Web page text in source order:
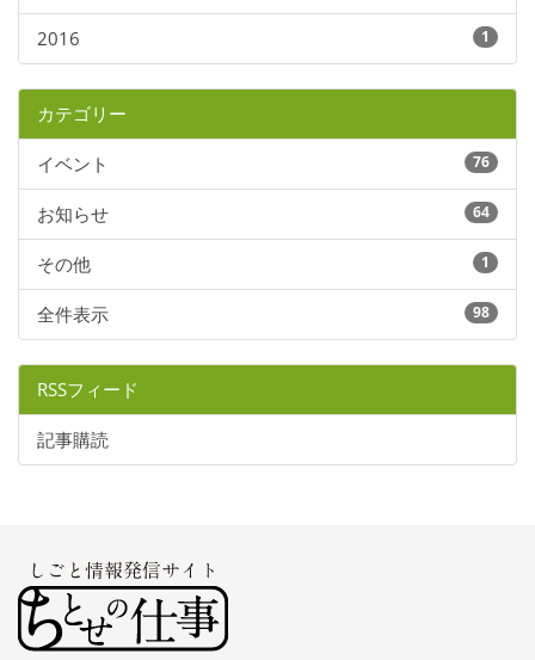
2016 1
カテゴリー
イベント 76
お知らせ 64
その他 1
全件表示 98
RSSフィード
記事購読